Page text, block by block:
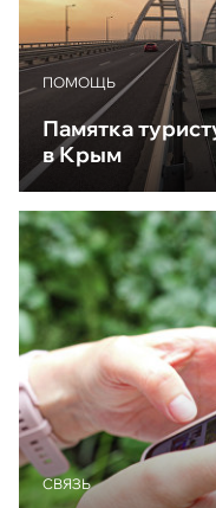
ПОМОЩЬ
Памятка
в Крым
CВЯЗЬ